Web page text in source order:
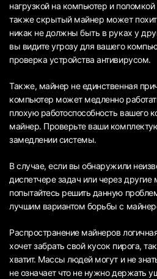
нагрузкой на компьютер и
также скрытый майнер может
никак не должны быть в руках у
вы видите угрозу для вашего
проверка устройства антивирусом.
Также, майнер не единственная
компьютер может медленно
плохую работоспособность вашего
майнер. Проверьте ваши
замедлении системы.
В случае, если вы обнаружили
диспетчере задач или через
попытайтесь решить данную
лучшим вариантом борьбы с
Распространение майнеров
хочет забрать свой кусок пирога,
хватит. Массы людей могут и не
не означает что не нужно держать